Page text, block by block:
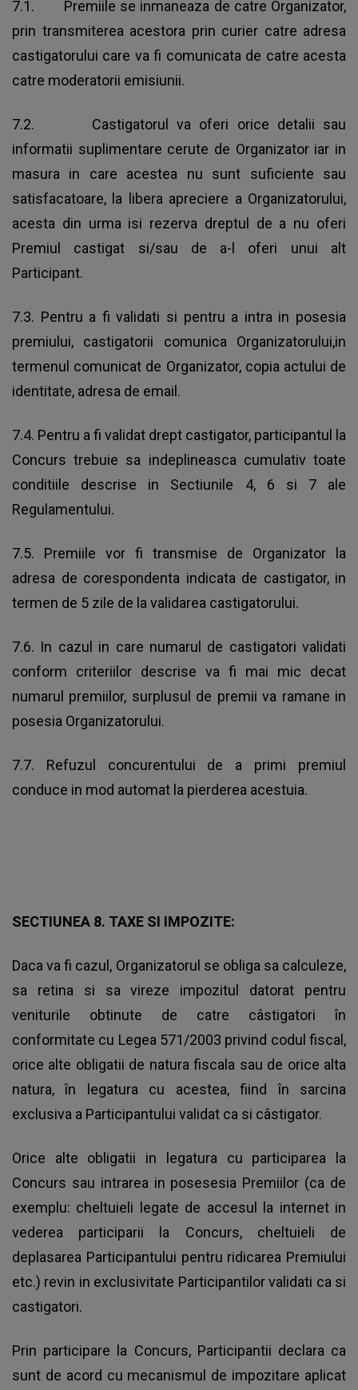
7.1. Premiile se inmaneaza de catre Organizator,
prin transmiterea acestora prin curier catre adresa
castigatorului care va fi comunicata de catre acesta
catre moderatorii emisiunii.
7.2. Castigatorul va oferi orice detalii sau
informatii suplimentare cerute de Organizator iar in
masura in care acestea nu sunt suficiente sau
satisfacatoare, la libera apreciere a Organizatorului,
acesta din urma isi rezerva dreptul de a nu oferi
Premiul castigat si/sau de a-l oferi unui alt
Participant.
7.3. Pentru a fi validati si pentru a intra in posesia
premiului, castigatorii comunica Organizatorului,in
termenul comunicat de Organizator, copia actului de
identitate, adresa de email.
7.4. Pentru a fi validat drept castigator, participantul la
Concurs trebuie sa indeplineasca cumulativ toate
conditiile descrise in Sectiunile 4, 6 si 7 ale
Regulamentului.
7.5. Premiile vor fi transmise de Organizator la
adresa de corespondenta indicata de castigator, in
termen de 5 zile de la validarea castigatorului.
7.6. In cazul in care numarul de castigatori validati
conform criteriilor descrise va fi mai mic decat
numarul premiilor, surplusul de premii va ramane in
posesia Organizatorului.
7.7. Refuzul concurentului de a primi premiul
conduce in mod automat la pierderea acestuia.
SECTIUNEA 8. TAXE SI IMPOZITE:
Daca va fi cazul, Organizatorul se obliga sa calculeze,
sa retina si sa vireze impozitul datorat pentru
veniturile obtinute de catre câstigatori în
conformitate cu Legea 571/2003 privind codul fiscal,
orice alte obligatii de natura fiscala sau de orice alta
natura, în legatura cu acestea, fiind în sarcina
exclusiva a Participantului validat ca si câstigator.
Orice alte obligatii in legatura cu participarea la
Concurs sau intrarea in posesesia Premiilor (ca de
exemplu: cheltuieli legate de accesul la internet in
vederea participarii la Concurs, cheltuieli de
deplasarea Participantului pentru ridicarea Premiului
etc.) revin in exclusivitate Participantilor validati ca si
castigatori.
Prin participare la Concurs, Participantii declara ca
sunt de acord cu mecanismul de impozitare aplicat